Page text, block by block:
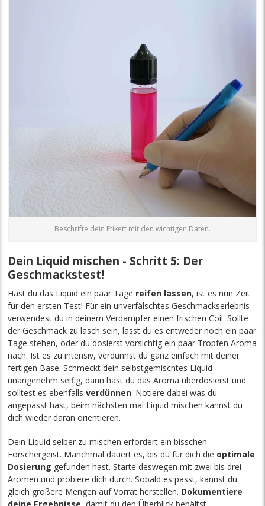
Beschrifte dein Etikett mit den wichtigen Daten.
Dein Liquid mischen - Schritt 5: Der
Geschmackstest!
Hast du das Liquid ein paar Tage reifen lassen, ist es nun Zeit
für den ersten Test! Für ein unverfälschtes Geschmackserlebnis
verwendest du in deinem Verdampfer einen frischen Coil. Sollte
der Geschmack zu lasch sein, lässt du es entweder noch ein paar
Tage stehen, oder du dosierst vorsichtig ein paar Tropfen Aroma
nach. Ist es zu intensiv, verdünnst du ganz einfach mit deiner
fertigen Base. Schmeckt dein selbstgemischtes Liquid
unangenehm seifig, dann hast du das Aroma überdosierst und
solltest es ebenfallsverdünnen. Notiere dabei was du
angepasst hast, beim nächsten mal Liquid mischen kannst du
dich wieder daran orientieren.
Dein Liquid selber zu mischen erfordert ein bisschen
Forschergeist. Manchmal dauert es, bis du für dich die optimale
Dosierung gefunden hast. Starte deswegen mit zwei bis drei
Aromen und probiere dich durch. Sobald es passt, kannst du
gleich größere Mengen auf Vorrat herstellen. Dokumentiere